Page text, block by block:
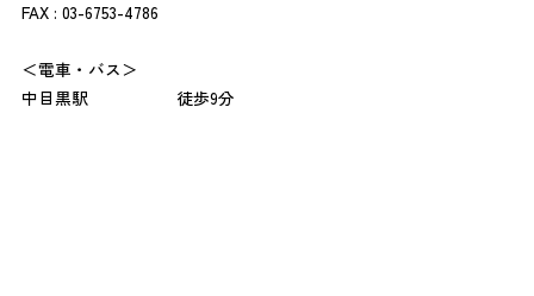
FAX : 03-6753-4786
＜電車・バス＞
中目黒駅
徒歩9分